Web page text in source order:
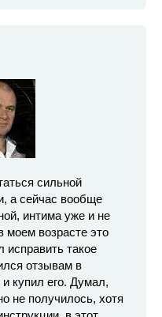
сильной
а сейчас вообще
интима уже и не
моем возрасте это
исправить такое
отзывам в
купил его. Думал,
не получилось, хотя